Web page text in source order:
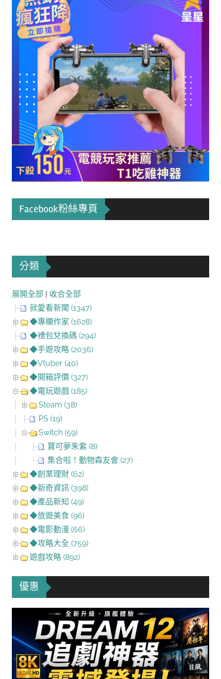
Facebook粉絲專頁
分類
展開全部 | 收合全部
就愛看新聞 (1347)
◆專欄作家 (1628)
◆禮包兌換碼 (294)
◆手遊攻略 (2036)
◆Vtuber (40)
◆開箱評價 (327)
◆電玩遊戲 (185)
Steam (38)
PS (19)
Switch (59)
寶可夢朱紫 (8)
集合啦！動物森友會 (27)
◆創業理財 (62)
◆新奇資訊 (398)
◆產品新知 (49)
◆旅遊美食 (96)
◆電影動漫 (66)
◆攻略大全 (759)
遊戲攻略 (892)
優惠